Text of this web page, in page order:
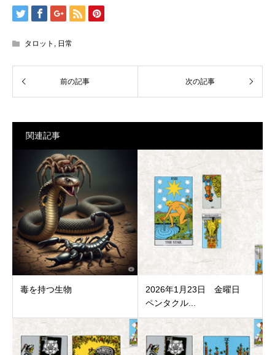
タロット , 日常
関連記事
毒を持つ生物
2026年1月23日 金曜日
ペンタクル...